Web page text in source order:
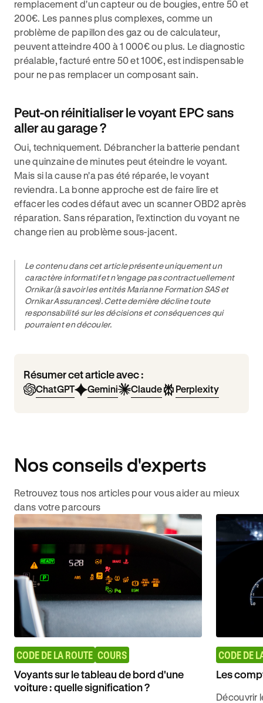
remplacement d'un capteur ou de bougies, entre 50 et
200€. Les pannes plus complexes, comme un
problème de papillon des gaz ou de calculateur,
peuvent atteindre 400 à 1 000€ ou plus. Le diagnostic
préalable, facturé entre 50 et 100€, est indispensable
pour ne pas remplacer un composant sain.
Peut-on réinitialiser le voyant EPC sans
aller au garage ?
Oui, techniquement. Débrancher la batterie pendant
une quinzaine de minutes peut éteindre le voyant.
Mais si la cause n'a pas été réparée, le voyant
reviendra. La bonne approche est de faire lire et
effacer les codes défaut avec un scanner OBD2 après
réparation. Sans réparation, l'extinction du voyant ne
change rien au problème sous-jacent.
Le contenu dans cet article présente uniquement un
caractère informatif et n’engage pas contractuellement
Ornikar (à savoir les entités Marianne Formation SAS et
Ornikar Assurances). Cette dernière décline toute
responsabilité sur les décisions et conséquences qui
pourraient en découler.
Résumer cet article avec :
ChatGPT Gemini Claude Perplexity
Nos conseils d'experts
Retrouvez tous nos articles pour vous aider au mieux
dans votre parcours
CODE DE LA ROUTE COURS
Voyants sur le tableau de bord d'une
voiture : quelle signification ?
CODE DE
Les
Découvrir